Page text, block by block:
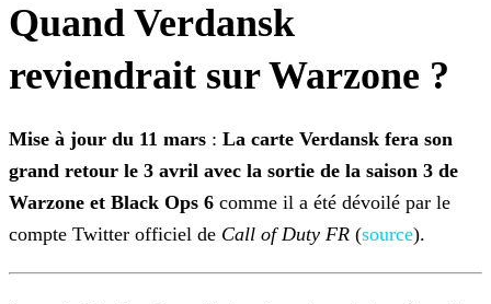
Quand Verdansk
reviendrait sur Warzone ?
Mise à jour du 11 mars : La carte Verdansk fera son
grand retour le 3 avril avec la sortie de la saison 3 de
Warzone et Black Ops 6 comme il a été dévoilé par le
compte Twitter officiel de Call of Duty FR (source).